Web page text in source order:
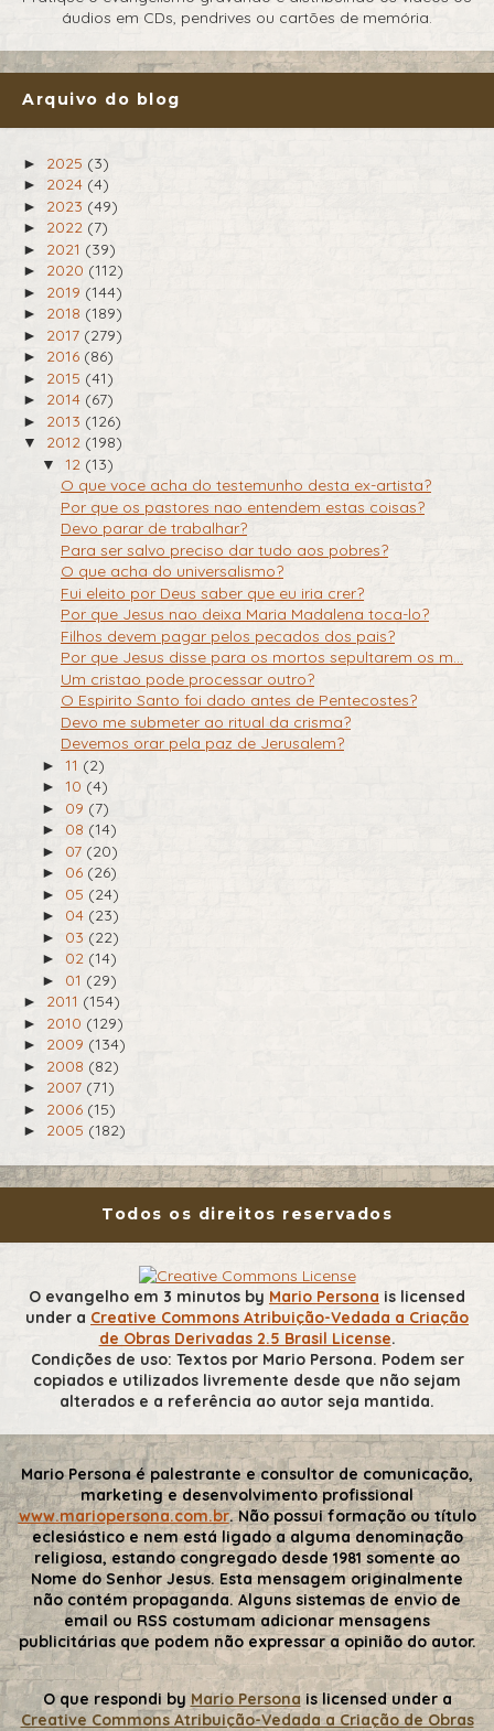
áudios em CDs, pendrives ou cartões de memória.
Arquivo do blog
► 2025 (3)
► 2024 (4)
► 2023 (49)
► 2022 (7)
► 2021 (39)
► 2020 (112)
► 2019 (144)
► 2018 (189)
► 2017 (279)
► 2016 (86)
► 2015 (41)
► 2014 (67)
► 2013 (126)
▼ 2012 (198)
▼ 12 (13)
O que voce acha do testemunho desta ex-artista?
Por que os pastores nao entendem estas coisas?
Devo parar de trabalhar?
Para ser salvo preciso dar tudo aos pobres?
O que acha do universalismo?
Fui eleito por Deus saber que eu iria crer?
Por que Jesus nao deixa Maria Madalena toca-lo?
Filhos devem pagar pelos pecados dos pais?
Por que Jesus disse para os mortos sepultarem os m...
Um cristao pode processar outro?
O Espirito Santo foi dado antes de Pentecostes?
Devo me submeter ao ritual da crisma?
Devemos orar pela paz de Jerusalem?
► 11 (2)
► 10 (4)
► 09 (7)
► 08 (14)
► 07 (20)
► 06 (26)
► 05 (24)
► 04 (23)
► 03 (22)
► 02 (14)
► 01 (29)
► 2011 (154)
► 2010 (129)
► 2009 (134)
► 2008 (82)
► 2007 (71)
► 2006 (15)
► 2005 (182)
Todos os direitos reservados
O evangelho em 3 minutos by Mario Persona is licensed
under a Creative Commons Atribuição-Vedada a Criação
de Obras Derivadas 2.5 Brasil License.
Condições de uso: Textos por Mario Persona. Podem ser
copiados e utilizados livremente desde que não sejam
alterados e a referência ao autor seja mantida.
Mario Persona é palestrante e consultor de comunicação,
marketing e desenvolvimento profissional
www.mariopersona.com.br. Não possui formação ou título
eclesiástico e nem está ligado a alguma denominação
religiosa, estando congregado desde 1981 somente ao
Nome do Senhor Jesus. Esta mensagem originalmente
não contém propaganda. Alguns sistemas de envio de
email ou RSS costumam adicionar mensagens
publicitárias que podem não expressar a opinião do autor.
O que respondi by Mario Personais licensed under a
Creative Commons Atribuição-Vedada a Criação de Obras